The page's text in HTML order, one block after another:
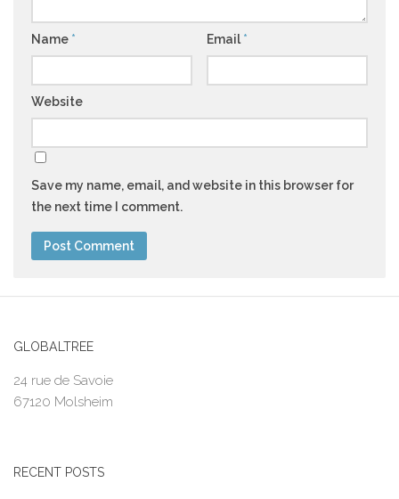
Name * Email *
Website
Save my name, email, and website in this browser for
the next time I comment.
GLOBALTREE
24 rue de Savoie
67120 Molsheim
RECENT POSTS